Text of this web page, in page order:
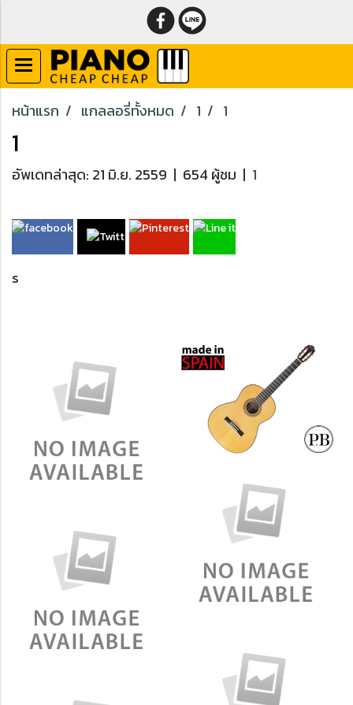
หน้าแรก แกลลอรี่ทั้งหมด 1 1
1
อัพเดทล่าสุด: 21 มิ.ย. 2559 | 654 ผู้ชม | 1
s